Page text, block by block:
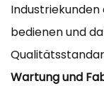
bedienen und
Wartung und